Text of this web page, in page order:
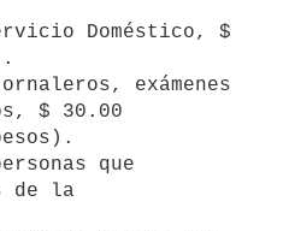
$ 30.00
de la